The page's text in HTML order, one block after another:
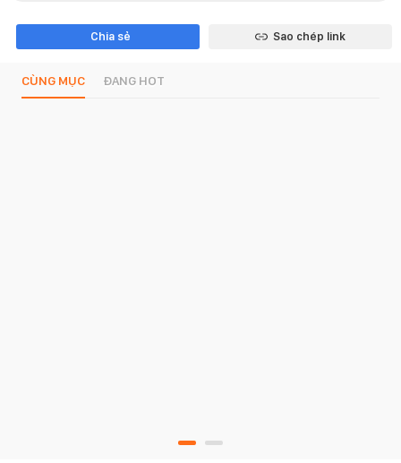
Chia sẻ Sao chép link
CÙNG MỤC ĐANG HOT